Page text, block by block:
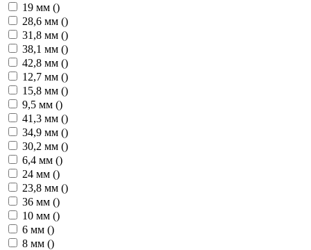
19 мм ()
28,6 мм ()
31,8 мм ()
38,1 мм ()
42,8 мм ()
12,7 мм ()
15,8 мм ()
9,5 мм ()
41,3 мм ()
34,9 мм ()
30,2 мм ()
6,4 мм ()
24 мм ()
23,8 мм ()
36 мм ()
10 мм ()
6 мм ()
8 мм ()